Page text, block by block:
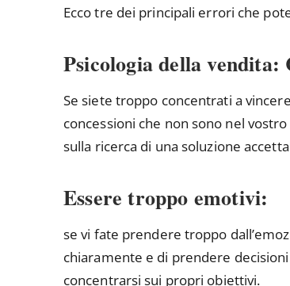
Ecco tre dei principali errori che
Psicologia della
Se siete troppo concentrati a
concessioni che non sono nel
sulla ricerca di una soluzione
Essere troppo emotivi:
se vi fate prendere troppo
chiaramente e di prendere
concentrarsi sui propri obiettivi.